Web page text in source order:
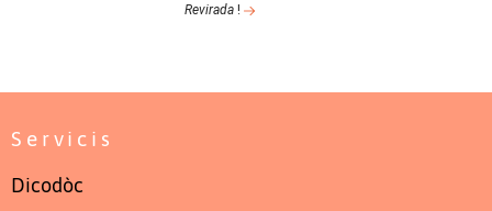
Revirada !
Servicis
Dicodòc